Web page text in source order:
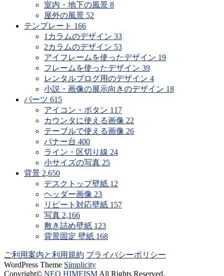
室内・地下の風景 8
屋外の風景 52
テンプレート 166
1カラムのデザイン 33
2カラムのデザイン 53
アイフレームを使ったデザイン 19
フレームを使ったデザイン 39
レンタルブログ用のデザイン 4
小説・画像の展示向きのデザイン 18
パーツ 615
アイコン・ボタン 117
カウンタに使える画像 22
テーブルで使える画像 26
バナー台 400
ライン・区切り線 24
小サイズの写真 25
背景 2,650
デスクトップ壁紙 12
ヘッダー画像 23
リピート対応壁紙 157
写真 2,166
敷き詰め壁紙 123
背景固定 壁紙 168
ご利用案内と利用規約 プライバシーポリシー
WordPress Theme Simplicity
Copyright© NEO HIMEISM All Rights Reserved.